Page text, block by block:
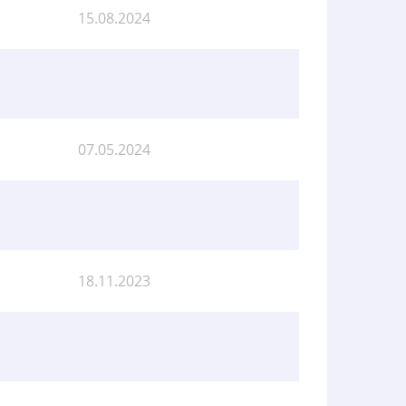
15.08.2024
07.05.2024
18.11.2023